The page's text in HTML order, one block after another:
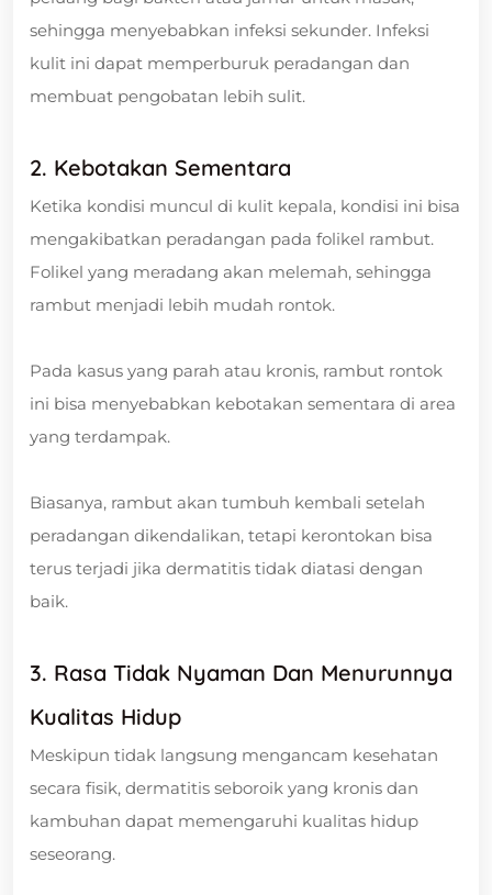
sehingga menyebabkan infeksi sekunder. Infeksi
kulit ini dapat memperburuk peradangan dan
membuat pengobatan lebih sulit.
2. Kebotakan Sementara
Ketika kondisi muncul di kulit kepala, kondisi ini bisa
mengakibatkan peradangan pada folikel rambut.
Folikel yang meradang akan melemah, sehingga
rambut menjadi lebih mudah rontok.
Pada kasus yang parah atau kronis, rambut rontok
ini bisa menyebabkan kebotakan sementara di area
yang terdampak.
Biasanya, rambut akan tumbuh kembali setelah
peradangan dikendalikan, tetapi kerontokan bisa
terus terjadi jika dermatitis tidak diatasi dengan
baik.
3. Rasa Tidak Nyaman Dan Menurunnya
Kualitas Hidup
Meskipun tidak langsung mengancam kesehatan
secara fisik, dermatitis seboroik yang kronis dan
kambuhan dapat memengaruhi kualitas hidup
seseorang.